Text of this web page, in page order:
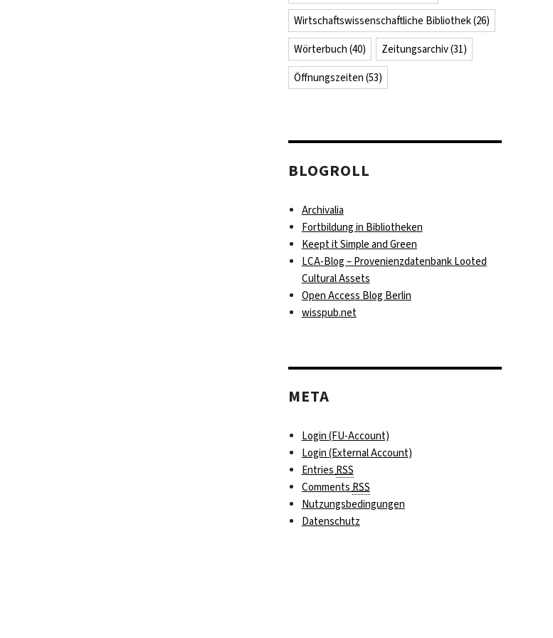
Wirtschaftswissenschaftliche Bibliothek(26)
Wörterbuch (40) Zeitungsarchiv(31)
Öffnungszeiten (53)
BLOGROLL
Archivalia
Fortbildung in Bibliotheken
Keept it Simple and Green
LCA-Blog – Provenienzdatenbank Looted
Cultural Assets
Open Access Blog Berlin
wisspub.net
META
Login (FU-Account)
Login (External Account)
EntriesRSS
CommentsRSS
Nutzungsbedingungen
Datenschutz